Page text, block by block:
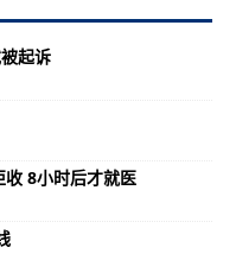
起诉
8小时后才就医